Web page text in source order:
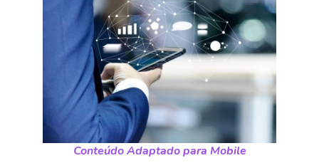
Conteúdo Adaptado para Mobile